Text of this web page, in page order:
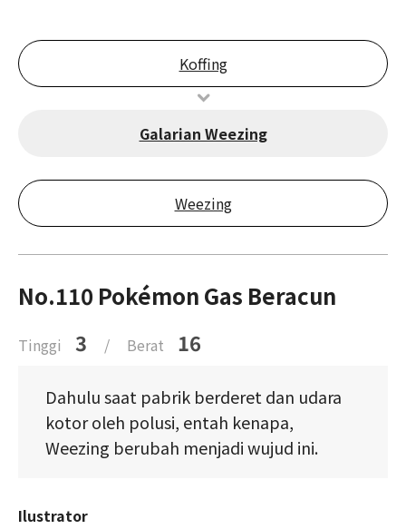
Koffing
Galarian Weezing
Weezing
No.110 Pokémon Gas Beracun
Tinggi 3 / Berat 16
Dahulu saat pabrik berderet dan udara
kotor oleh polusi, entah kenapa,
Weezing berubah menjadi wujud ini.
Ilustrator